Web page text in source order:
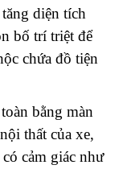
diện tích
bố trí triệt để
chứa đồ tiện
bằng màn
thất của xe,
cảm giác như